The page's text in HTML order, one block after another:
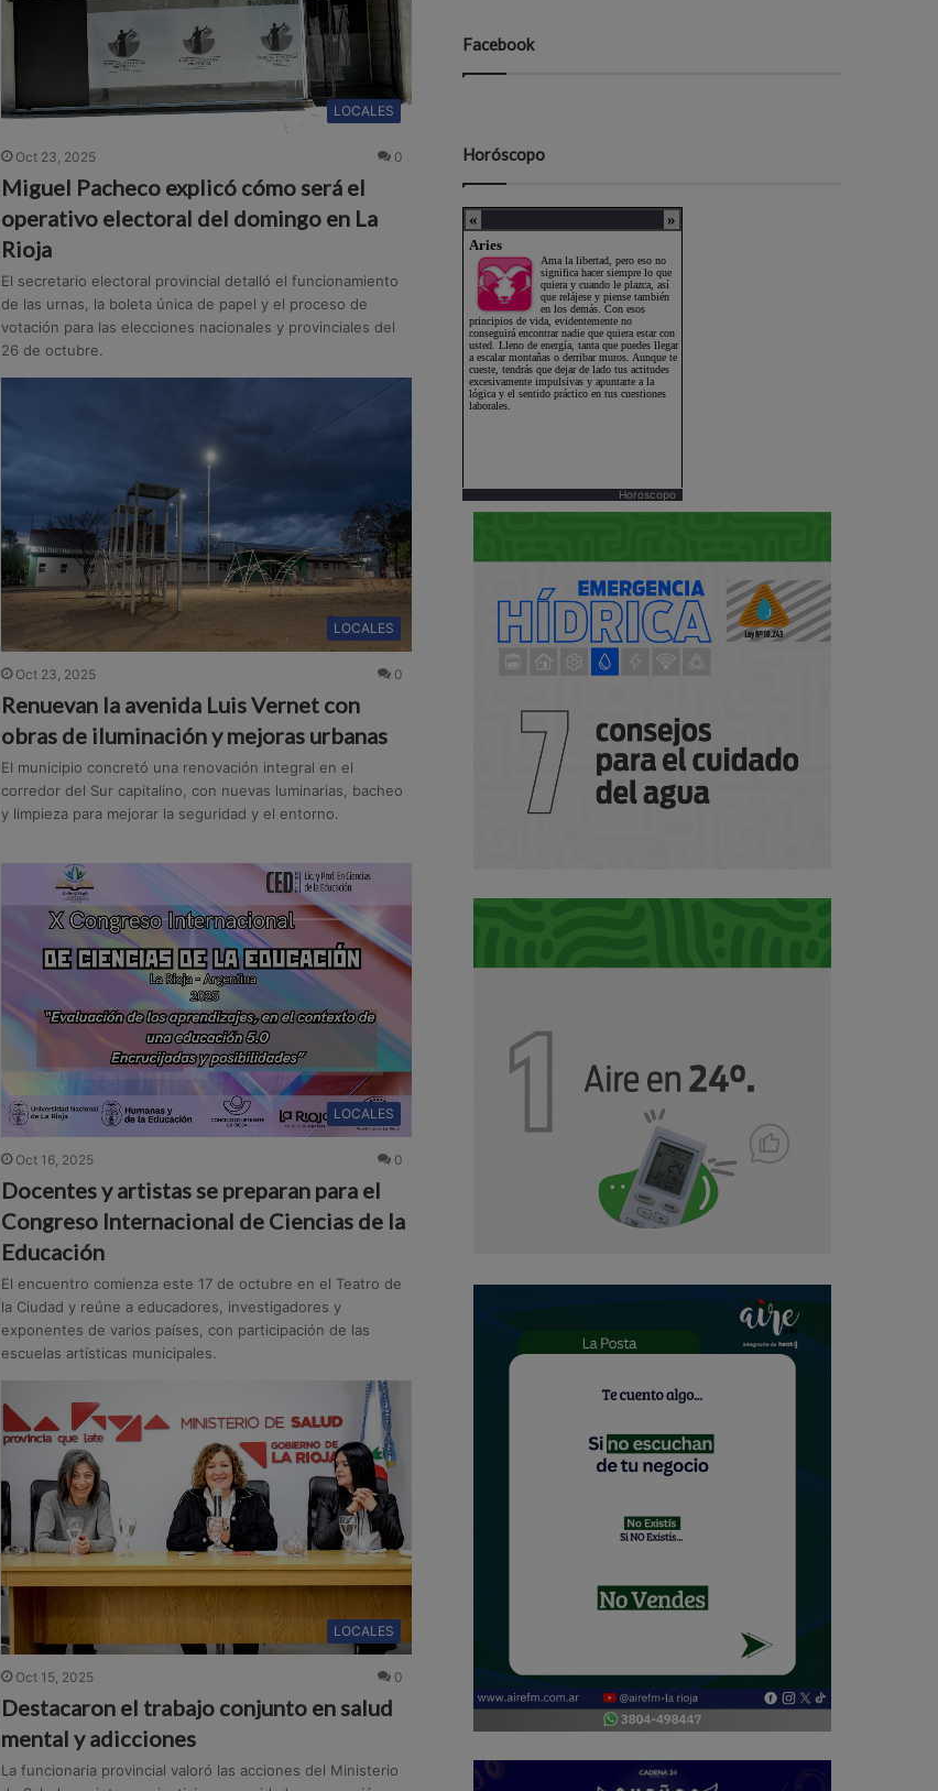
LOCALES
Oct 23, 2025 0
Miguel Pacheco explicó cómo será el
operativo electoral del domingo en La
Rioja
El secretario electoral provincial detalló el funcionamiento
de las urnas, la boleta única de papel y el proceso de
votación para las elecciones nacionales y provinciales del
26 de octubre.
LOCALES
Oct 23, 2025 0
Renuevan la avenida Luis Vernet con
obras de iluminación y mejoras urbanas
El municipio concretó una renovación integral en el
corredor del Sur capitalino, con nuevas luminarias, bacheo
y limpieza para mejorar la seguridad y el entorno.
LOCALES
Oct 16, 2025 0
Docentes y artistas se preparan para el
Congreso Internacional de Ciencias de la
Educación
El encuentro comienza este 17 de octubre en el Teatro de
la Ciudad y reúne a educadores, investigadores y
exponentes de varios países, con participación de las
escuelas artísticas municipales.
LOCALES
Oct 15, 2025 0
Destacaron el trabajo conjunto en salud
mental y adicciones
La funcionaria provincial valoró las acciones del Ministerio
Facebook
Horóscopo
Horoscopo